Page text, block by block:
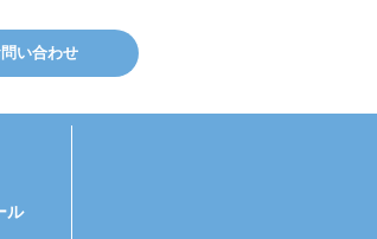
い合わせ
ル